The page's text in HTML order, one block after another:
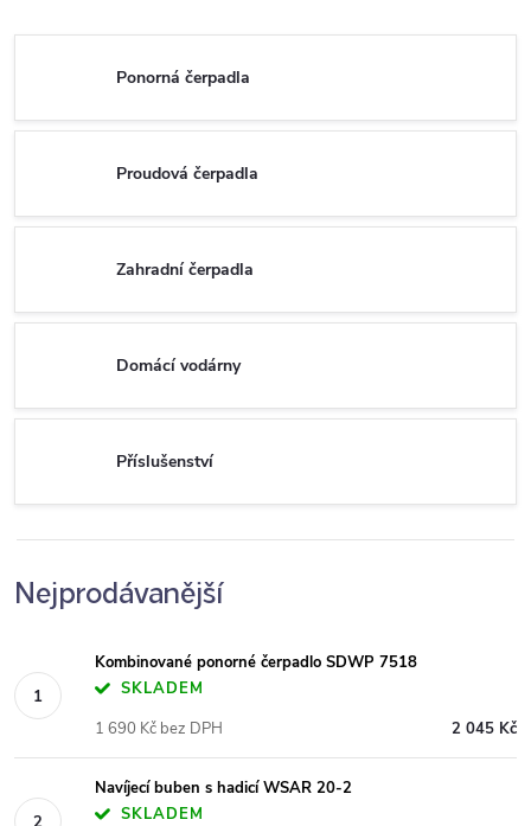
Ponorná čerpadla
Proudová čerpadla
Zahradní čerpadla
Domácí vodárny
Příslušenství
Nejprodávanější
Kombinované ponorné čerpadlo SDWP 7518
SKLADEM
2 045 Kč
1 690 Kč bez DPH
Navíjecí buben s hadicí WSAR 20-2
SKLADEM